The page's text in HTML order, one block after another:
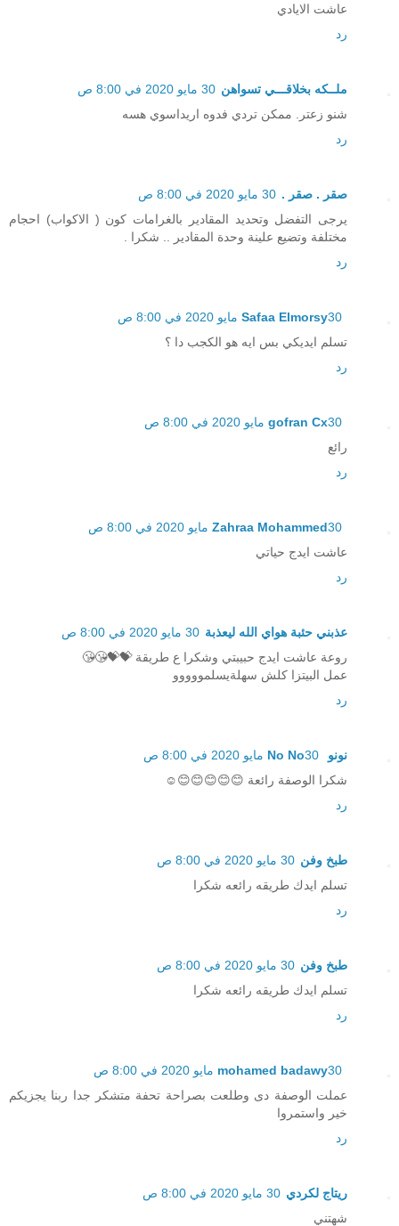
عاشت الايادي
رد
ملــكه بخلاقـــي تسواهن 30 مايو 2020 في 8:00 ص
شنو زعتر. ممكن تردي فدوه اريداسوي هسه
رد
صقر . صقر . 30 مايو 2020 في 8:00 ص
يرجى التفضل وتحديد المقادير بالغرامات كون ( الاكواب) احجام
مختلفة وتضيع علينة وحدة المقادير .. شكرا .
رد
Safaa Elmorsy30 مايو 2020 في 8:00 ص
تسلم ايديكي بس ايه هو الكجب دا ؟
رد
gofran Cx30 مايو 2020 في 8:00 ص
رائع
رد
Zahraa Mohammed30 مايو 2020 في 8:00 ص
عاشت ايدج حياتي
رد
عذبني حئبة هواي الله ليعذبة 30 مايو 2020 في 8:00 ص
روعة عاشت ايدج حبيبتي وشكرا ع طريقة 💝💝😘😘
عمل البيتزا كلش سهلةيسلمووووو
رد
نونو No No
30 مايو 2020 في 8:00 ص
شكرا الوصفة رائعة 😊😊😊😊😊☺
رد
طبخ وفن 30 مايو 2020 في 8:00 ص
تسلم ايدك طريقه رائعه شكرا
رد
طبخ وفن 30 مايو 2020 في 8:00 ص
تسلم ايدك طريقه رائعه شكرا
رد
mohamed badawy30 مايو 2020 في 8:00 ص
عملت الوصفة دى وطلعت بصراحة تحفة متشكر جدا ربنا يجزيكم
خير واستمروا
رد
ريتاج لكردي 30 مايو 2020 في 8:00 ص
شهتني